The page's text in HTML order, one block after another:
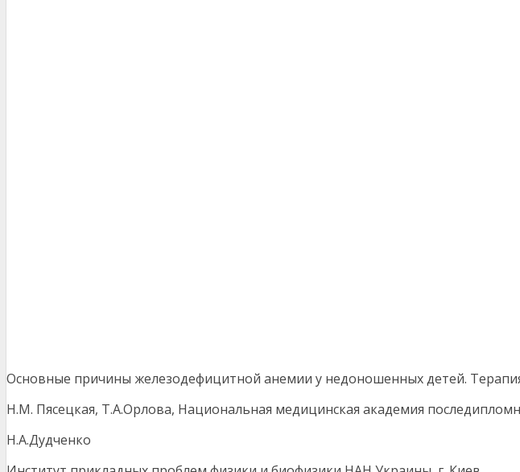
Основные причины железодефицитной анемии у недоношенных детей.
Н.М. Пясецкая, Т.А.Орлова, Национальная медицинская академия
Н.А.Дудченко